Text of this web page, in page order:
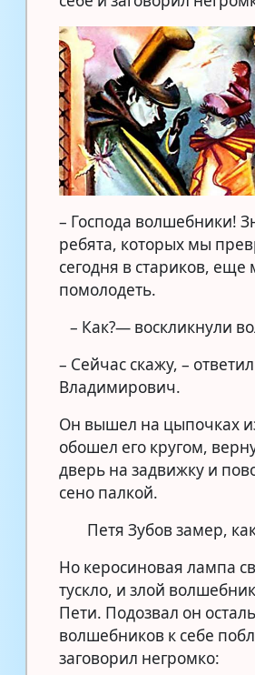
– Господа волшебники!
ребята, которых мы
сегодня в стариков, еще
помолодеть.
– Как?— воскликнули
– Сейчас скажу, –
Владимирович.
Он вышел на цыпочках
обошел его кругом,
дверь на задвижку и
сено палкой.
Петя Зубов замер,
Но керосиновая лампа
тускло, и злой
Пети. Подозвал он
волшебников к себе
заговорил негромко: